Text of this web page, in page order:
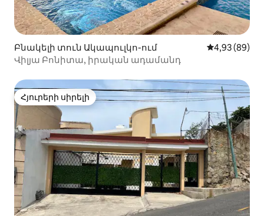
Բնակելի տուն Ակապուլկո-ում Միջին
4,93 (89)
Վիլյա Բոնիտա, իրական ադամանդ
Հյուրերի սիրելի
Հյուրերի սիրելի